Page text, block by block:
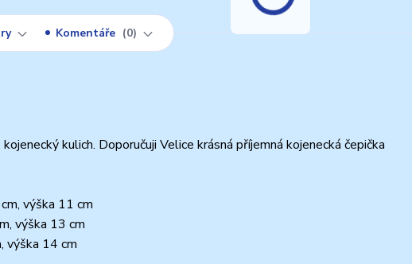
Komentáře 0
kulich. Doporučuji Velice krásná příjemná kojenecká čepička
výška 11 cm
výška 13 cm
výška 14 cm